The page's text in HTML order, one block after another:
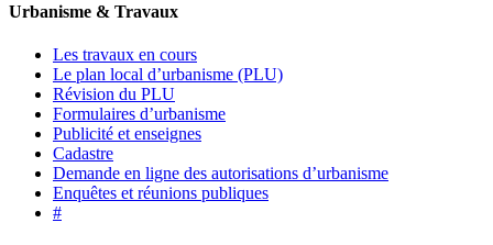
Urbanisme & Travaux
Les travaux en cours
Le plan local d’urbanisme (PLU)
Révision du PLU
Formulaires d’urbanisme
Publicité et enseignes
Cadastre
Demande en ligne des autorisations d’urbanisme
Enquêtes et réunions publiques
#